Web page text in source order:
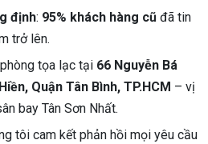
định: 95% khách hàng cũ đã tin
trở lên.
tọa lạc tại 66 Nguyễn Bá
Quận Tân Bình, TP.HCM – vị
bay Tân Sơn Nhất.
tôi cam kết phản hồi mọi yêu cầu